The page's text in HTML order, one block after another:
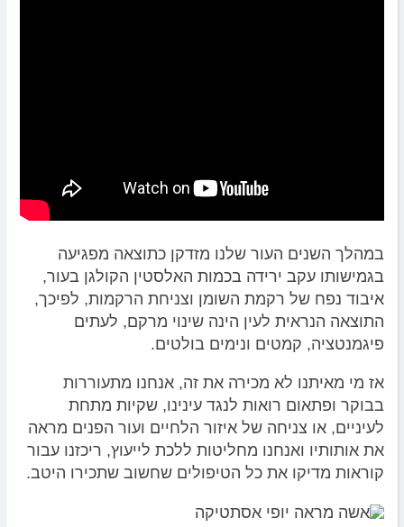
במהלך השנים העור שלנו מזדקן כתוצאה מפגיעה
בגמישותו עקב ירידה בכמות האלסטין הקולגן בעור,
איבוד נפח של רקמת השומן וצניחת הרקמות, לפיכך,
התוצאה הנראית לעין הינה שינוי מרקם, לעתים
פיגמנטציה, קמטים ונימים בולטים.
אז מי מאיתנו לא מכירה את זה, אנחנו מתעוררות
בבוקר ופתאום רואות לנגד עינינו, שקיות מתחת
לעיניים, או צניחה של איזור הלחיים ועור הפנים מראה
את אותותיו ואנחנו מחליטות ללכת לייעוץ, ריכזנו עבור
קוראות מדיקו את כל הטיפולים שחשוב שתכירו היטב.